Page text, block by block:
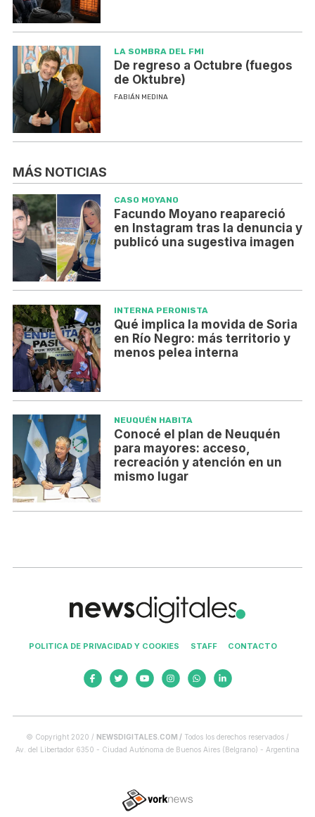
LA SOMBRA DEL FMI
De regreso a Octubre (fuegos
de Oktubre)
FABIÁN MEDINA
MÁS NOTICIAS
CASO MOYANO
Facundo Moyano reapareció
en Instagram tras la denuncia y
publicó una sugestiva imagen
INTERNA PERONISTA
Qué implica la movida de Soria
en Río Negro: más territorio y
menos pelea interna
NEUQUÉN HABITA
Conocé el plan de Neuquén
para mayores: acceso,
recreación y atención en un
mismo lugar
POLITICA DE PRIVACIDAD Y COOKIES STAFF CONTACTO
© Copyright 2020 / NEWSDIGITALES.COM / Todos los derechos reservados /
Av. del Libertador 6350 - Ciudad Autónoma de Buenos Aires (Belgrano) - Argentina